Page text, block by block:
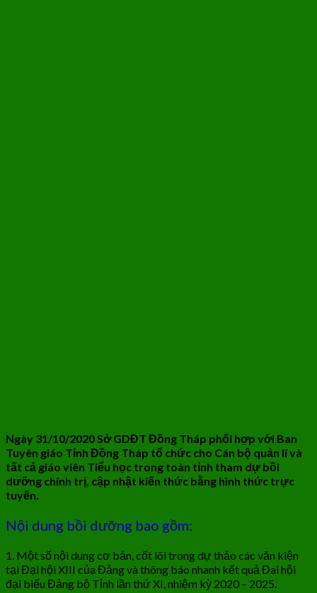
Ngày 31/10/2020Sở GDĐT Đồng Tháp phối hợp với Ban
Tuyên giáo Tỉnh Đồng Tháp tổ chức cho Cán bộ quản lí và
tất cả giáo viên Tiểu học trong toàn tỉnh tham dự bồi
dưỡng chính trị, cập nhật kiến thức bằng hình thức trực
tuyến.
Nội dung bồi dưỡng bao gồm:
1. Một số nội dung cơ bản, cốt lõi trong dự thảo các văn kiện
tại Đại hội XIII của Đảng và thông báo nhanh kết quả Đai hội
đại biểu Đảng bộ Tỉnh lần thứ XI, nhiệm kỳ 2020 – 2025.